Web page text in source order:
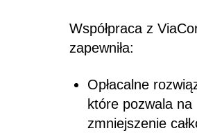
Współpraca z
zapewniła:
Opłacalne
które pozwala na
zmniejszenie